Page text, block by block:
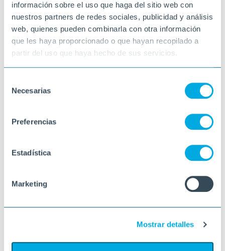
información sobre el uso que haga del sitio web con
nuestros partners de redes sociales, publicidad y análisis
web, quienes pueden combinarla con otra información
que les haya proporcionado o que hayan recopilado a
partir del uso que haya hecho de sus servicios.
Necesarias
Preferencias
Estadística
Marketing
Mostrar detalles